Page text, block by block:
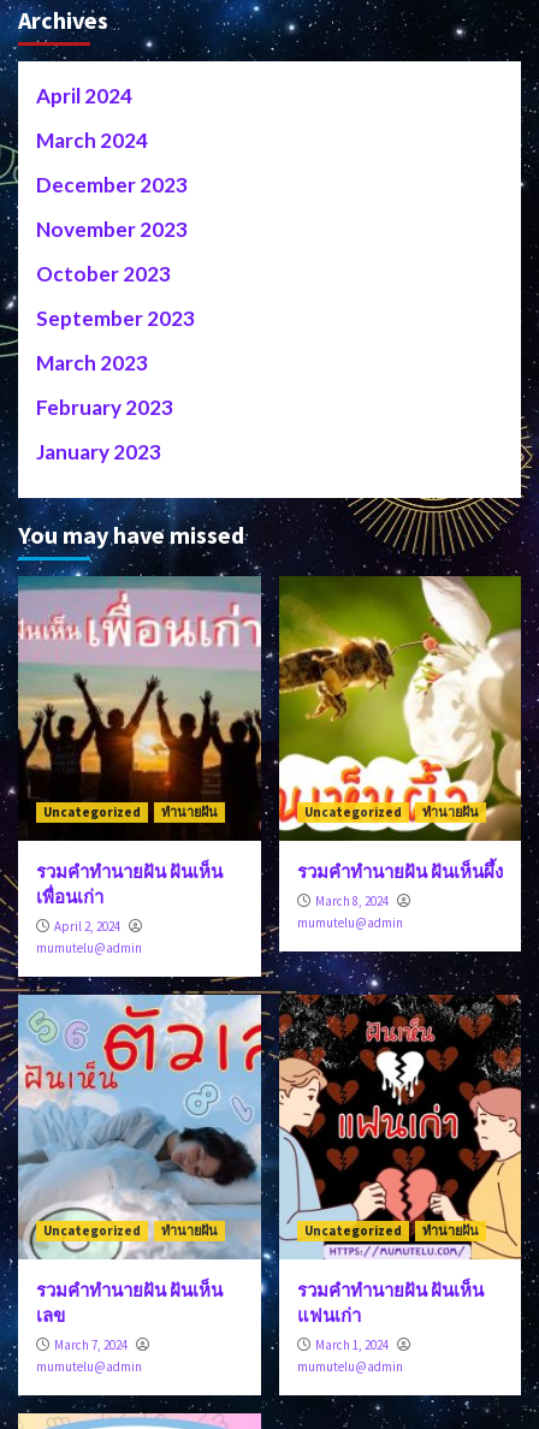
Archives
April 2024
March 2024
December 2023
November 2023
October 2023
September 2023
March 2023
February 2023
January 2023
You may have missed
Uncategorized ทำนายฝัน
รวมคำทำนายฝัน ฝันเห็น
เพื่อนเก่า
April 2, 2024
mumutelu@admin
Uncategorized ทำนายฝัน
รวมคำทำนายฝัน ฝันเห็นผึ้ง
March 8, 2024
mumutelu@admin
Uncategorized ทำนายฝัน
รวมคำทำนายฝัน ฝันเห็น
เลข
March 7, 2024
mumutelu@admin
Uncategorized ทำนายฝัน
รวมคำทำนายฝัน ฝันเห็น
แฟนเก่า
March 1, 2024
mumutelu@admin